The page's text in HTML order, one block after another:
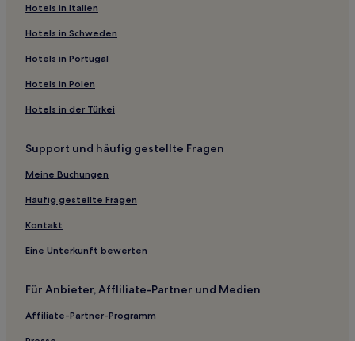
Hostels in Los Caños de Meca
El Rocío Hotels
Ferienwohnungen in Velez Málaga
3-Sterne-Hotels in Velez Málaga
3-Sterne-Hotels in Torrox Costa
4-Sterne-Hotels in Punta del Moral
Pensionen in El Puerto de Santa María
4-Sterne-Hotels in El Puerto de Santa María
Hotels mit inbegriffenem Frühstück in Granada
Hostels in Granada
Estepona Hotels
Haustierfreundliche in Cádiz
Hotels in Italien
Hotels in Schweden
Hotels in Portugal
Hotels in Polen
Hotels in der Türkei
Support und häufig gestellte Fragen
Meine Buchungen
Häufig gestellte Fragen
Kontakt
Eine Unterkunft bewerten
Für Anbieter, Affliliate-Partner und Medien
Affiliate-Partner-Programm